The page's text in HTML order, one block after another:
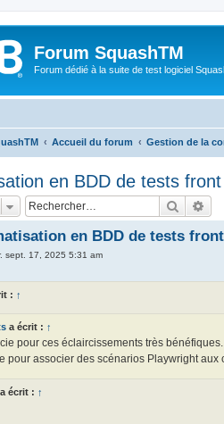
Forum SquashTM
Forum dédié à la suite de test logiciel
Accueil du forum Gestion de la
en BDD de tests
en BDD de tests
sept. 17, 2025 5:31 am
: ↑
a écrit : ↑
pour ces éclaircissements très
pour associer des scénarios Playwright aux
a écrit : ↑